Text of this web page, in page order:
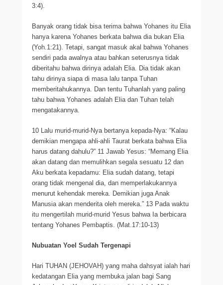
3:4).
Banyak orang tidak bisa terima bahwa Yohanes itu Elia
hanya karena Yohanes berkata bahwa dia bukan Elia
(Yoh.1:21). Tetapi, sangat masuk akal bahwa Yohanes
sendiri pada awalnya atau bahkan seterusnya tidak
diberitahu bahwa dirinya adalah Elia. Dia tidak akan
tahu dirinya siapa di masa lalu tanpa Tuhan
memberitahukannya. Dan tentu Tuhanlah yang paling
tahu bahwa Yohanes adalah Elia dan Tuhan telah
mengatakannya.
10 Lalu murid-murid-Nya bertanya kepada-Nya: “Kalau
demikian mengapa ahli-ahli Taurat berkata bahwa Elia
harus datang dahulu?” 11 Jawab Yesus: “Memang Elia
akan datang dan memulihkan segala sesuatu 12 dan
Aku berkata kepadamu: Elia sudah datang, tetapi
orang tidak mengenal dia, dan memperlakukannya
menurut kehendak mereka. Demikian juga Anak
Manusia akan menderita oleh mereka.” 13 Pada waktu
itu mengertilah murid-murid Yesus bahwa Ia berbicara
tentang Yohanes Pembaptis. (Mat.17:10-13)
Nubuatan Yoel Sudah Tergenapi
Hari TUHAN (JEHOVAH) yang maha dahsyat ialah hari
kedatangan Elia yang membuka jalan bagi Sang